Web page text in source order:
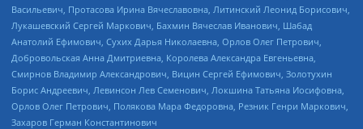
Васильевич, Протасова Ирина Вячеславовна, Литинский Леонид Борисович,
Лукашевский Сергей Маркович, Бахмин Вячеслав Иванович, Шабад
Анатолий Ефимович, Сухих Дарья Николаевна, Орлов Олег Петрович,
Добровольская Анна Дмитриевна, Королева Александра Евгеньевна,
Смирнов Владимир Александрович, Вицин Сергей Ефимович, Золотухин
Борис Андреевич, Левинсон Лев Семенович, Локшина Татьяна Иосифовна,
Орлов Олег Петрович, Полякова Мара Федоровна, Резник Генри Маркович,
Захаров Герман Константинович